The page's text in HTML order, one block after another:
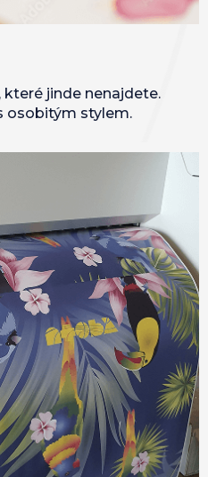
které jinde nenajdete.
osobitým stylem.